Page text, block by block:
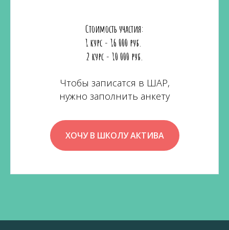
Стоимость участия:
1 курс - 16 000 руб.
2 курс - 10 000 руб.
Чтобы записатся в ШАР,
нужно заполнить анкету
ХОЧУ В ШКОЛУ АКТИВА